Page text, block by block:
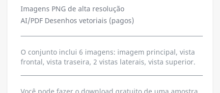
Imagens PNG de alta resolução
AI/PDF Desenhos vetoriais (pagos)
O conjunto inclui 6 imagens: imagem principal, vista
frontal, vista traseira, 2 vistas laterais, vista superior.